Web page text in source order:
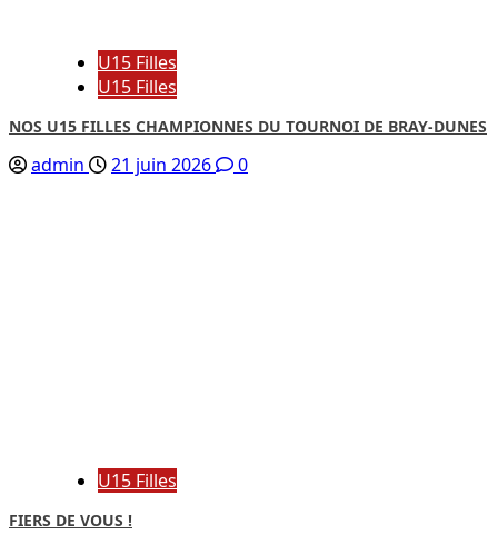
U15 Filles
U15 Filles
NOS U15 FILLES CHAMPIONNES DU TOURNOI DE BRAY-DUNES
admin 21 juin 2026 0
U15 Filles
FIERS DE VOUS !